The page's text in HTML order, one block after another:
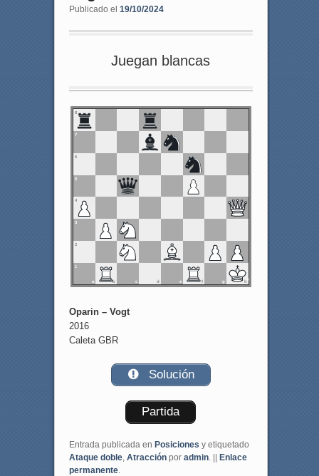
Publicado el 19/10/2024
Juegan blancas
8
7
6
5
4
3
2
1
a b c d e f g h
Oparin – Vogt
2016
Caleta GBR
Solución
Partida
Entrada publicada en Posiciones y etiquetado
Ataque doble, Atracciónpor admin. || Enlace
permanente.